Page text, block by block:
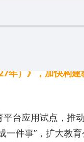
）》，加快构建
台应用试点，
件事”，扩大教